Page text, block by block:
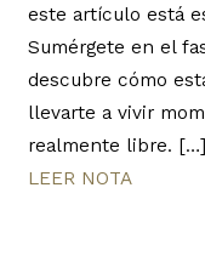
este artículo está
Sumérgete en el
descubre cómo
llevarte a vivir
realmente libre. […]
LEER NOTA